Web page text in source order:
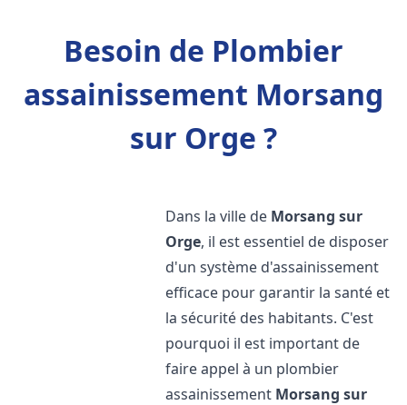
Besoin de Plombier
assainissement Morsang
sur Orge ?
Dans la ville de Morsang sur
Orge, il est essentiel de disposer
d'un système d'assainissement
efficace pour garantir la santé et
la sécurité des habitants. C'est
pourquoi il est important de
faire appel à un plombier
assainissement Morsang sur